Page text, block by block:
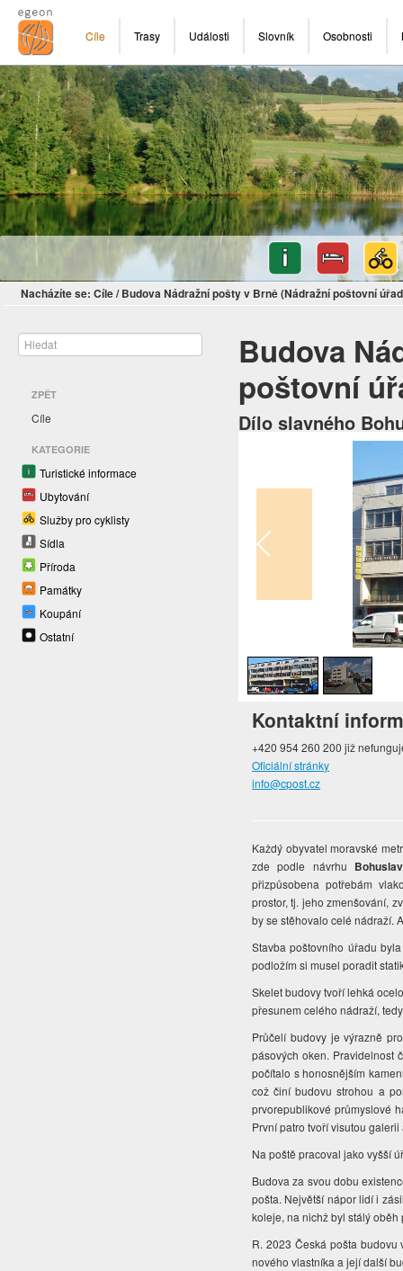
Cíle Trasy Události Slovník Osobnosti
Nacházíte se: Cíle/ Budova Nádražní pošty v Brně (Nádražní poštovní
ZPĚT
Cíle
KATEGORIE
Turistické informace
Ubytování
Služby pro cyklisty
Sídla
Příroda
Památky
Koupání
Ostatní
Budova
poštovní
Dílo slavného
Kontaktní
+420 954 260 200 již
Oficiální stránky
info@cpost.cz
Každý obyvatel moravské
zde podle návrhu
přizpůsobena potřebám
prostor, tj. jeho zmenšování,
by se stěhovalo celé nádraží.
Stavba poštovního úřadu
podložím si musel poradit
Skelet budovy tvoří lehká
přesunem celého nádraží,
Průčelí budovy je výrazně
pásových oken. Pravidelnost
počítalo s honosnějším
což činí budovu strohou a
prvorepublikové průmyslové
První patro tvoří visutou
Na poště pracoval jako vyšší
Budova za svou dobu
pošta. Největší nápor lidí i
koleje, na nichž byl stálý
R. 2023 Česká pošta
nového vlastníka a její další